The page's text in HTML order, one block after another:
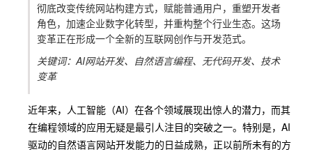
彻底改变传统网站构建方式，赋能普通用户，重塑开发者
角色，加速企业数字化转型，并重构整个行业生态。这场
变革正在形成一个全新的互联网创作与开发范式。
关键词：AI网站开发、自然语言编程、无代码开发、技术
变革
近年来，人工智能（AI）在各个领域展现出惊人的潜力，而其
在编程领域的应用无疑是最引人注目的突破之一。特别是，AI
驱动的自然语言网站开发能力的日益成熟，正以前所未有的方